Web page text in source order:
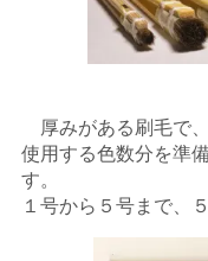
厚みがある刷毛で
使用する色数分を準
す。
１号から５号まで、